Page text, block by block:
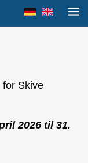
for Skive
2026 til 31.